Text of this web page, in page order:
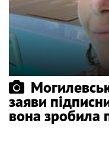
заяви
вона зробила